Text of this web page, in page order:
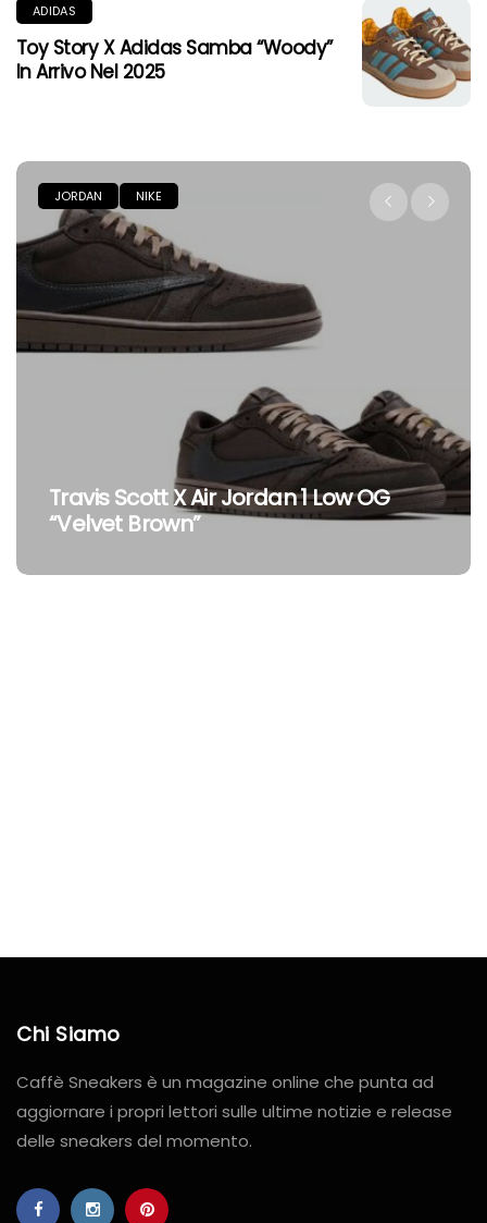
ADIDAS
Toy Story X Adidas Samba “Woody”
In Arrivo Nel 2025
JORDAN NIKE
Travis Scott X Fragment X Air Jordan 1
Low OG: Ritorna La Tripla
Collaborazione
Chi Siamo
Caffè Sneakers è un magazine online che punta ad
aggiornare i propri lettori sulle ultime notizie e release
delle sneakers del momento.